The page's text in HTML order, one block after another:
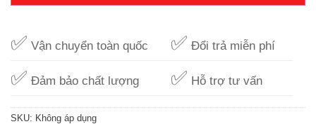
✅ Vận chuyển toàn quốc ✅ Đổi trả miễn phí
✅ Đảm bảo chất lượng ✅ Hỗ trợ tư vấn
SKU: Không áp dụng